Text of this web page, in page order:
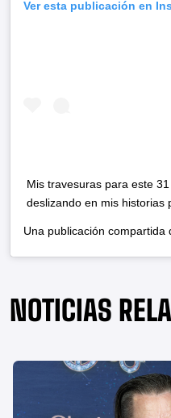
Ver esta publicación en
Mis travesuras para este
deslizando en mis
Una publicación compartida
NOTICIAS